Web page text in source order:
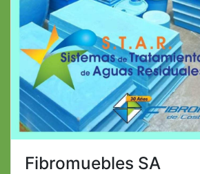
Fibromuebles SA